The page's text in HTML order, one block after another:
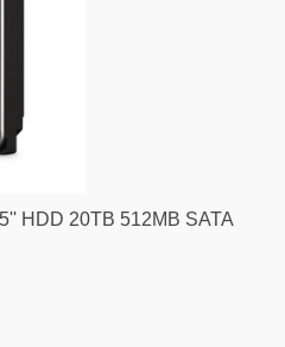
HDD 20TB 512MB SATA